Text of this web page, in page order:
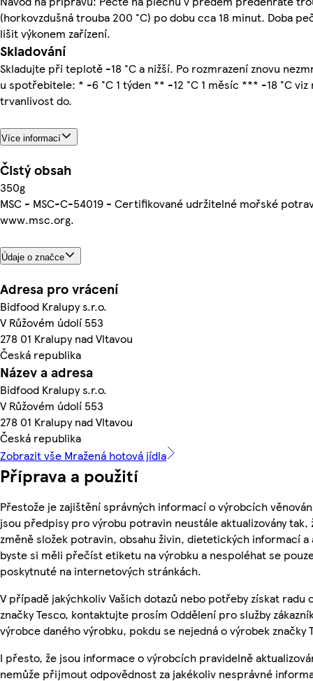
(horkovzdušná trouba 200 °C) po dobu cca 18 minut. Doba
lišit výkonem zařízení.
Skladování
Skladujte při teplotě -18 °C a nižší. Po rozmrazení znovu
u spotřebitele: * -6 °C 1 týden ** -12 °C 1 měsíc *** -18 °C
trvanlivost do.
Více informací
Čistý obsah
350g
MSC - MSC-C-54019 - Certifikované udržitelné mořské
www.msc.org.
Údaje o značce
Adresa pro vrácení
Bidfood Kralupy s.r.o.
V Růžovém údolí 553
278 01 Kralupy nad Vltavou
Česká republika
Název a adresa
Bidfood Kralupy s.r.o.
V Růžovém údolí 553
278 01 Kralupy nad Vltavou
Česká republika
Zobrazit vše Mražená hotová jídla
Příprava a použití
Přestože je zajištění správných informací o výrobcích
jsou předpisy pro výrobu potravin neustále aktualizovány tak,
změně složek potravin, obsahu živin, dietetických informací a
byste si měli přečíst etiketu na výrobku a nespoléhat se
poskytnuté na internetových stránkách.
V případě jakýchkoliv Vašich dotazů nebo potřeby získat radu
značky Tesco, kontaktujte prosím Oddělení pro služby
výrobce daného výrobku, pokdu se nejedná o výrobek značky
I přesto, že jsou informace o výrobcích pravidelně
nemůže přijmout odpovědnost za jakékoliv nesprávné